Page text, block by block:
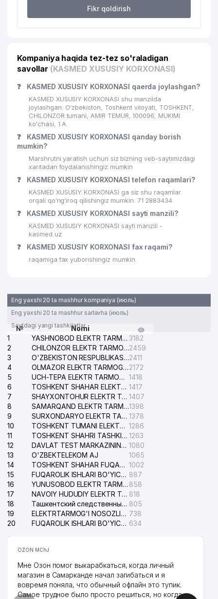
22
KORXONASI
25 INT-VEST GLOBAL TRADE MChJ 523 м
26 UZSETGLOBAL MChJ 541 м
27 MS-TEX XUSUSIY KORXONASI 576 м
28
ATROF MUXITNI MUHOFAZA QILISH
SOHASIDAGI FAOLIYAT
KO'RSATAYOTGAN HODIMLARINI
MALAKASINI OSHIRISH MARKAZI
CREDO MAX ESTIMATION XUSUSIY
KORXONASI
30
RECCA VAKOLATXONA
609 м
31 AREA RADIO MEDIA MChJ
32 FIDO-BIZNES MChJ
34 ELLIPS UDP MChJ 633 м
35
HELMSMAN QUALITY &
TECHNOLOGY SERVICES CO., LTD.
VAKOLATXONA
HAPPY TOUR MChJ
MAGNUM MEDIKAL SERVIS MChJ
BILAG'ON-DONO MChJ
ORTO-MODA MChJ
AKVAREL PRINT MChJ
CHICKEN WING MChJ
JIHOZVENT MChJ
BIOSTOM PLUS XUSUSIY
KORXONASI
TOSHKENT SHAHAR
PROKURATURASI
№195 А
46 DOKTOR-SERVIS MChJ 806 м
47 DARVOZA SAVDO MChJ 844 м
Fikr qoldirish
Kompaniya haqida tez-tez so'raladigan
savollar (KASMED XUSUSIY KORXONASI)
❓ KASMED XUSUSIY KORXONASI qaerda joylashgan?
KASMED XUSUSIY KORXONASI shu manzilda
joylashgan: O'zbekiston, Toshkent viloyati, TOSHKENT,
CHILONZOR tumani, AMIR TEMUR, 100096, MUKIMI
ko'chasi, 1 A.
❓
KASMED XUSUSIY KORXONASI qanday borish
mumkin?
Marshrutni yaratish uchun siz bizning veb-saytimizdagi
xaritadan foydalanishingiz mumkin
❓ KASMED XUSUSIY KORXONASI telefon raqamlari?
KASMED XUSUSIY KORXONASI ga siz shu raqamlar
orqali qo’ng’iroq qilishingiz mumkin: 71 2883434
❓ KASMED XUSUSIY KORXONASI sayti manzili?
KASMED XUSUSIY KORXONASI sayti manzili -
kasmed.uz
❓ KASMED XUSUSIY KORXONASI fax raqami?
raqamiga fax yuborishingiz mumkin.
Eng yaxshi 20 ta mashhur kompaniya (июль)
Eng yaxshi 20 ta mashhur sarlavha (июль)
Saytdagi yangi tashkilotlar
№
Nomi
1
YASHNOBOD ELEKTR TARMOG'I NOSOZLIKLARI XIZMATI 3182
2
CHILONZOR ELEKTR TARMOG'I NOSOZLIK XIZMATI2459
3
O'ZBEKISTON RESPUBLIKASI BOSH PROKURATURASI ISHONCH TELEFONI2411
4
OLMAZOR ELEKTR TARMOG'I NOSOZLIKLARI XIZMATI2172
5
UCH-TEPA ELEKTR TARMOG'I NOSOZLIKLARI XIZMATI 1418
6
TOSHKENT SHAHAR ELEKTR TARMOQLARI KORXONASI AJ 1417
7
SHAYXONTOHUR ELEKTR TARMOG'I NOSOZLIKLARINI TUZATISH XIZMATI 1407
8
SAMARQAND ELEKTR TARMOQLARI AJ1398
9
SURXONDARYO ELEKTR TARMOQLARI AJ 1378
10
TOSHKENT TUMANI ELEKTR TARMOG'I AVARIYA XIZMATI 1286
11
TOSHKENT SHAHRI TASHKILOT TELEFONLARI HAQIDA MA'LUMOT BYUROSI 1263
12
DAVLAT TEST MARKAZINING ISHONCH TELEFONLARI 1080
13
O'ZBEKTELEKOM AJ
1065
14
TOSHKENT SHAHAR FUQAROLIK ISHLARI BO'YICHA SUDI 1002
15
FUQAROLIK ISHLARI BO'YICHA YAKKASAROY TUMANLARARO SUDI 887
16
YUNUSOBOD ELEKTR TARMOG'I NOSOZLIKLARI XIZMATI 858
17
NAVOIY HUDUDIY ELEKTR TARMOQLARI KORXONASI AJ 818
18
Ташкентский следственный изолятор 805
19
ELEKTRTARMOG'I NOSOZLIKLARINI TO'ZATISH SERGELI XIZMATI 738
20
FUQAROLIK ISHLARI BO'YICHA UCH-TEPA TUMANI SUDI 634
OZON MChJ
Мне Озон помог выкарабкаться, когда личный
магазин в Самарканде начал загибаться и я
вовремя поняла, что обычный офлайн это тупик.
Самое трудное было просто решиться, но когда